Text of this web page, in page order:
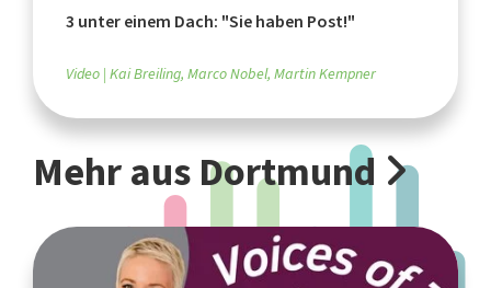
3 unter einem Dach: "Sie haben Post!"
Video Kai Breiling, Marco Nobel, Martin Kempner
Mehr aus Dortmund